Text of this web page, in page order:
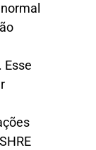
Esse